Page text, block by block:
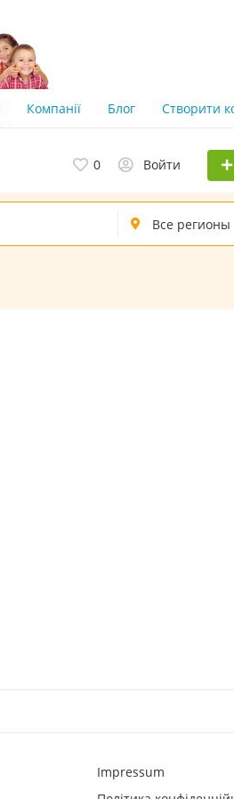
Компанії Блог Створити
0 Войти
Impressum